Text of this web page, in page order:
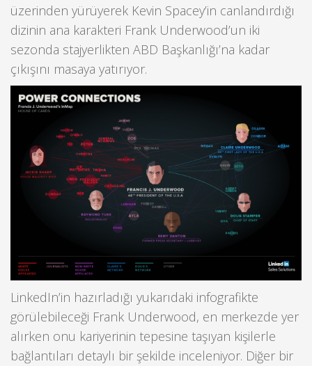
üzerinden yürüyerek Kevin Spacey’in canlandırdığı
dizinin ana karakteri Frank Underwood’un iki
sezonda stajyerlikten ABD Başkanlığı’na kadar
çıkışını masaya yatırıyor.
LinkedIn’in hazırladığı yukarıdaki infografikte
görülebileceği Frank Underwood, en merkezde yer
alırken onu kariyerinin tepesine taşıyan kişilerle
bağlantıları detaylı bir şekilde inceleniyor. Diğer bir